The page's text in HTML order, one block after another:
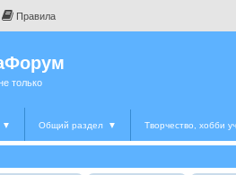
Правила
только
▼ Общий раздел ▼ Творчество, хобби